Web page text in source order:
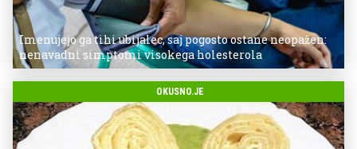
Imenujejo ga tihi ubijalec, saj pogosto ostane neopažen:
nenavadni simptomi visokega holesterola
OKUSNO.JE